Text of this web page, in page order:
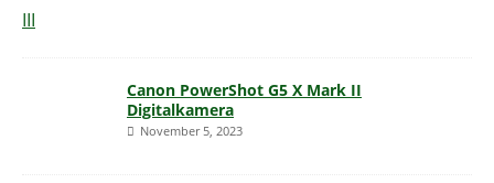
Canon PowerShot G5 X Mark II
Digitalkamera
November 5, 2023